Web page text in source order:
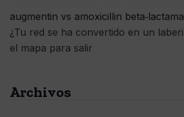
augmentin vs amoxicillin
¿Tu red se ha convertido en un
el mapa para salir
Archivos